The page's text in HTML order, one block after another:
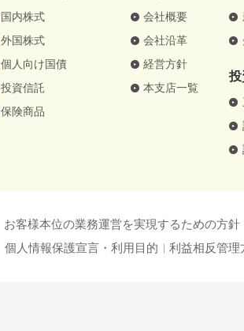
国内株式
外国株式
個人向け国債
投資信託
保険商品
会社概要
会社沿革
経営方針
本支店一覧
お客様本位の業務運営を実現するための方針
個人情報保護宣言・利用目的
利益相反管理